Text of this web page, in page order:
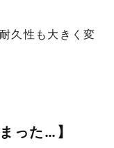
久性も大きく変
った…】